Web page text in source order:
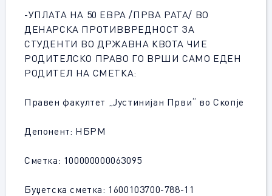
-УПЛАТА НА 50 ЕВРА /ПРВА РАТА/ ВО
ДЕНАРСКА ПРОТИВВРЕДНОСТ ЗА
СТУДЕНТИ ВО ДРЖАВНА КВОТА ЧИЕ
РОДИТЕЛСКО ПРАВО ГО ВРШИ САМО ЕДЕН
РОДИТЕЛ НА СМЕТКА:
Правен факултет „Јустинијан Први“ во Скопје
Депонент: НБРМ
Сметка: 100000000063095
Буџетска сметка: 1600103700-788-11